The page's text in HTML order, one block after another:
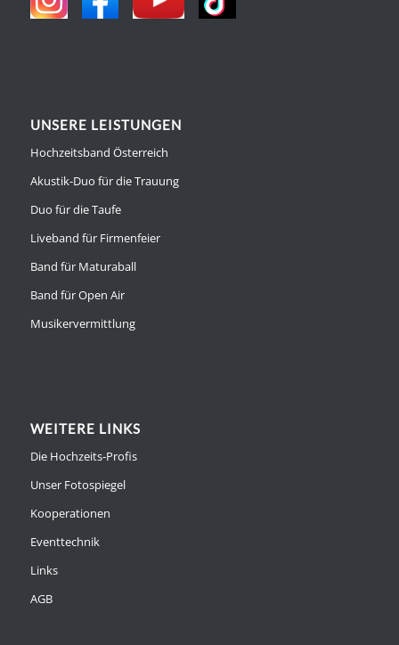
UNSERE LEISTUNGEN
Hochzeitsband Österreich
Akustik-Duo für die Trauung
Duo für die Taufe
Liveband für Firmenfeier
Band für Maturaball
Band für Open Air
Musikervermittlung
WEITERE LINKS
Die Hochzeits-Profis
Unser Fotospiegel
Kooperationen
Eventtechnik
Links
AGB